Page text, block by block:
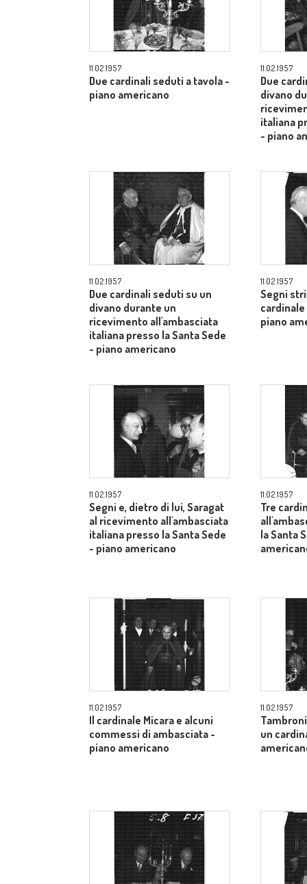
11.02.1957
Due cardinali seduti a tavola -
piano americano
11.02.1957
Due
divano
italiana
- piano
11.02.1957
Due cardinali seduti su un
divano durante un
ricevimento all'ambasciata
italiana presso la Santa Sede
- piano americano
11.02.1957
Segni
piano
11.02.1957
Segni e, dietro di lui, Saragat
al ricevimento all'ambasciata
italiana presso la Santa Sede
- piano americano
11.02.1957
Tre
la Santa
11.02.1957
Il cardinale Micara e alcuni
commessi di ambasciata -
piano americano
11.02.1957
un